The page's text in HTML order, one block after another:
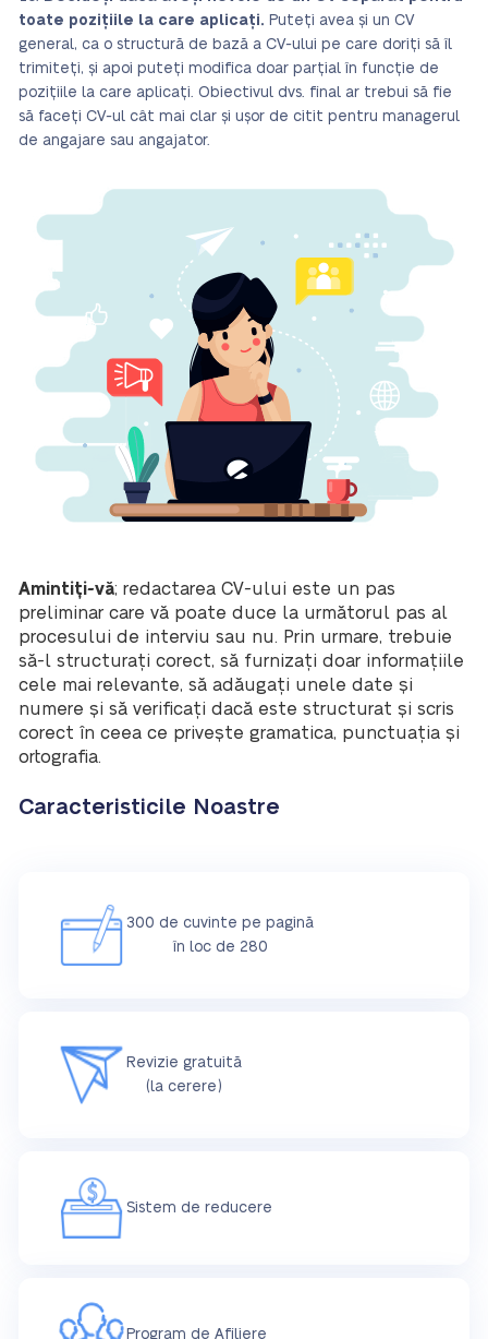
toate pozițiile la care aplicați. Puteți avea și un CV
general, ca o structură de bază a CV-ului pe care doriți să îl
trimiteți, și apoi puteți modifica doar parțial în funcție de
pozițiile la care aplicați. Obiectivul dvs. final ar trebui să fie
să faceți CV-ul cât mai clar și ușor de citit pentru managerul
de angajare sau angajator.
Amintiți-vă; redactarea CV-ului este un pas
preliminar care vă poate duce la următorul pas al
procesului de interviu sau nu. Prin urmare, trebuie
să-l structurați corect, să furnizați doar informațiile
cele mai relevante, să adăugați unele date și
numere și să verificați dacă este structurat și scris
corect în ceea ce privește gramatica, punctuația și
ortografia.
Caracteristicile Noastre
300 de cuvinte pe pagină
în loc de 280
Revizie gratuită
(la cerere)
Sistem de reducere
Program de Afiliere